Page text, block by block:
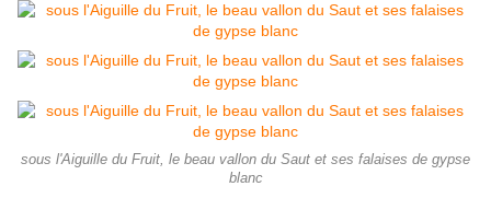
sous l'Aiguille du Fruit, le beau vallon du Saut et ses falaises de gypse
blanc